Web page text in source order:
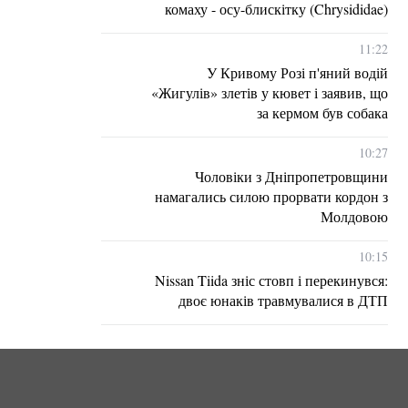
комаху - осу-блискітку (Chrysididae)
11:22
У Кривому Розі п'яний водій
«Жигулів» злетів у кювет і заявив, що
за кермом був собака
10:27
Чоловіки з Дніпропетровщини
намагались силою прорвати кордон з
Молдовою
10:15
Nissan Tiida зніс стовп і перекинувся:
двоє юнаків травмувалися в ДТП